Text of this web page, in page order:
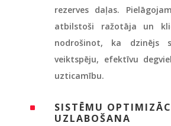
rezerves daļas.
atbilstoši ražotāja un
nodrošinot, ka dzinējs
veiktspēju, efektīvu
uzticamību.
^
SISTĒMU
UZLABOŠANA